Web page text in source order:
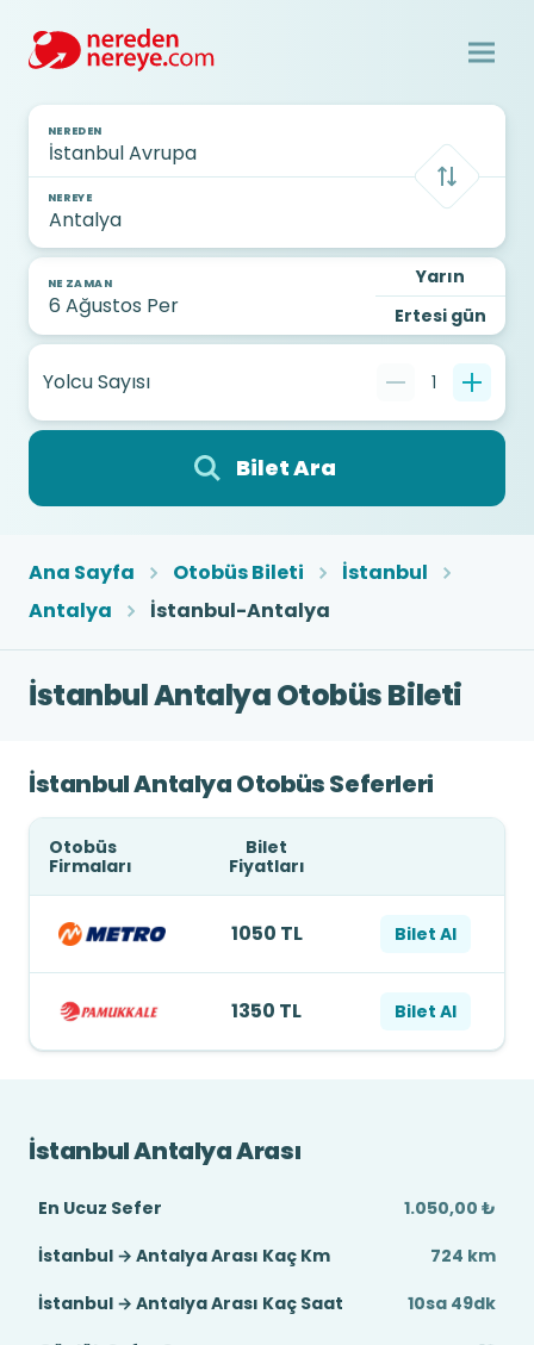
NEREDEN
NEREYE
NE ZAMAN
Yarın
Ertesi gün
Yolcu Sayısı 1
Bilet Ara
Ana Sayfa Otobüs Bileti
İstanbul
Antalya
İstanbul-Antalya
İstanbul Antalya Otobüs Bileti
İstanbul Antalya Otobüs Seferleri
Otobüs
Firmaları
Bilet
Fiyatları
1050 TL Bilet Al
1350 TL Bilet Al
İstanbul Antalya Arası
En Ucuz Sefer
1.050,00 ₺
İstanbul → Antalya Arası Kaç Km
724 km
İstanbul → Antalya Arası Kaç Saat
10sa 49dk